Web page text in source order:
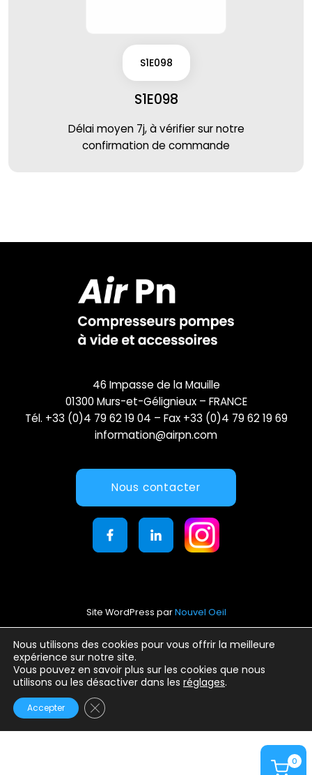
0
S1E098
S1E098
Délai moyen 7j, à vérifier sur notre
confirmation de commande
Nous utilisons des cookies pour vous offrir la meilleure
expérience sur notre site.
Vous pouvez en savoir plus sur les cookies que nous
utilisons ou les désactiver dans les réglages.
Accepter Fermer la bannière des cookies GDPR
46 Impasse de la Mauille
01300 Murs-et-Gélignieux – FRANCE
Tél. +33 (0)4 79 62 19 04 – Fax +33 (0)4 79 62 19 69
information@airpn.com
Nous contacter
Site WordPress parNouvel Oeil
Mentions légales
Conditions générales d’utilisation
Politique de confidentialité